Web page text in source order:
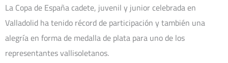
La Copa de España cadete, juvenil y junior celebrada en
Valladolid ha tenido récord de participación y también una
alegría en forma de medalla de plata para uno de los
representantes vallisoletanos.